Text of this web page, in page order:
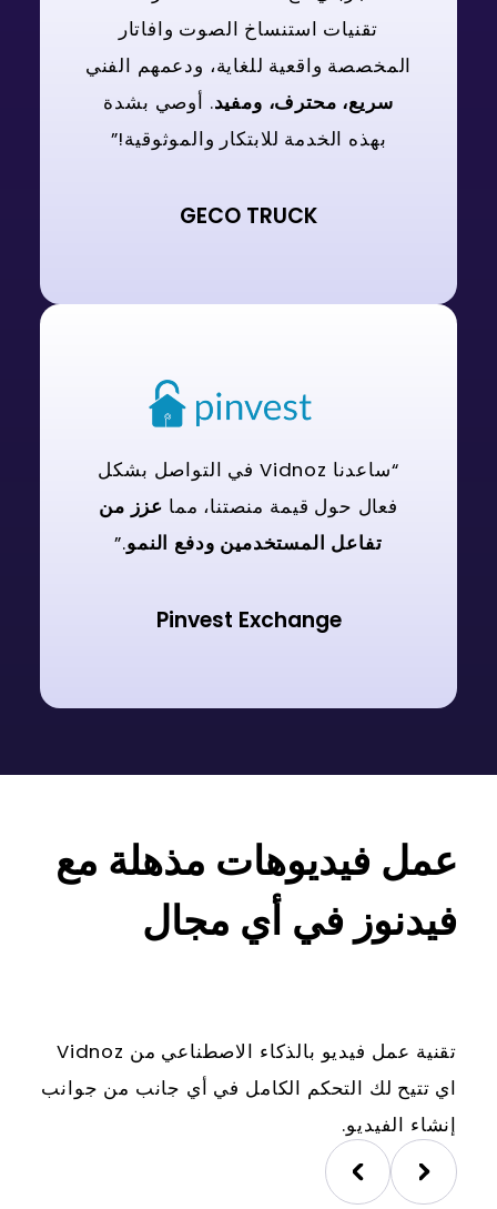
تقنيات استنساخ الصوت وافاتار
المخصصة واقعية للغاية، ودعمهم الفني
سريع، محترف، ومفيد. أوصي بشدة
بهذه الخدمة للابتكار والموثوقية!”
GECO TRUCK
“ساعدنا Vidnoz في التواصل بشكل
فعال حول قيمة منصتنا، مما عزز من
تفاعل المستخدمين ودفع النمو.”
Pinvest Exchange
عمل فيديوهات مذهلة مع
فيدنوز في أي مجال
تقنية عمل فيديو بالذكاء الاصطناعي من Vidnoz
اي تتيح لك التحكم الكامل في أي جانب من جوانب
إنشاء الفيديو.